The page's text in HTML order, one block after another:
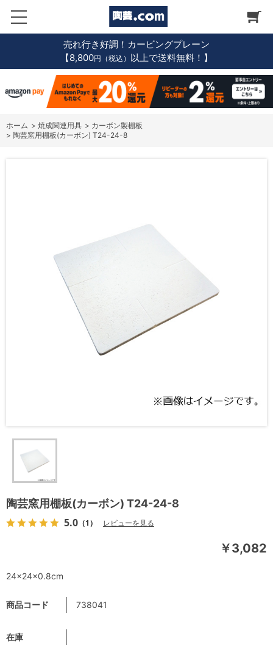
売れ行き好調！カービングプレーン
【8,800円（税込） 以上で送料無料！】
ホーム > 焼成関連用具 > カーボン製棚板
> 陶芸窯用棚板(カーボン) T24-24-8
陶芸窯用棚板(カーボン) T24-24-8
5.0 （1） レビューを見る
￥3,082
商品コード 738041
在庫
24×24×0.8cm